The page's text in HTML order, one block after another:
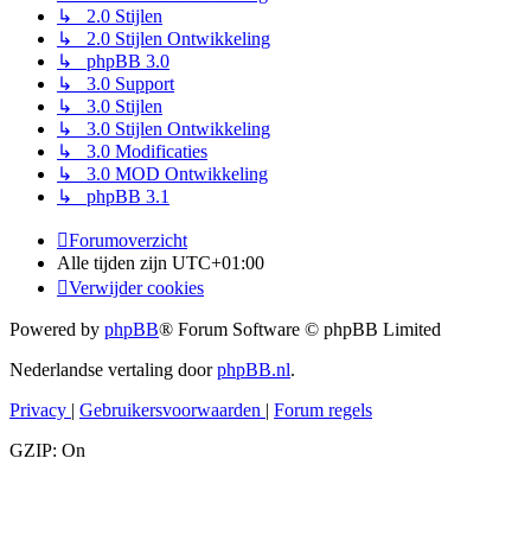
↳ 2.0 Stijlen
↳ 2.0 Stijlen Ontwikkeling
↳ phpBB 3.0
↳ 3.0 Support
↳ 3.0 Stijlen
↳ 3.0 Stijlen Ontwikkeling
↳ 3.0 Modificaties
↳ 3.0 MOD Ontwikkeling
↳ phpBB 3.1
Forumoverzicht
Alle tijden zijn UTC+01:00
Verwijder cookies
Powered by phpBB® Forum Software © phpBB Limited
Nederlandse vertaling doorphpBB.nl.
Privacy | Gebruikersvoorwaarden | Forum regels
GZIP: On